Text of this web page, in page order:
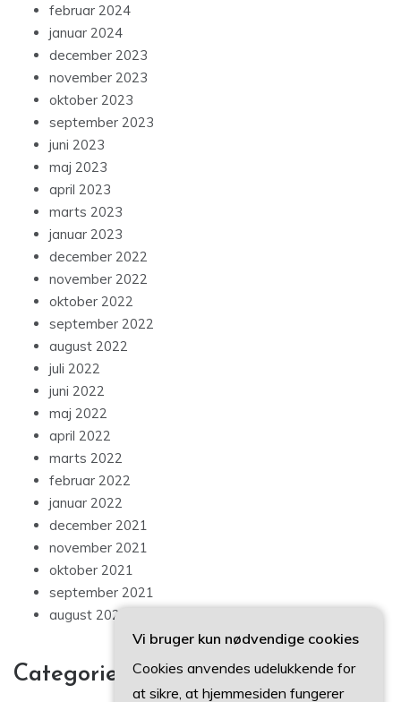
februar 2024
januar 2024
december 2023
november 2023
oktober 2023
september 2023
juni 2023
maj 2023
april 2023
marts 2023
januar 2023
december 2022
november 2022
oktober 2022
september 2022
august 2022
juli 2022
juni 2022
maj 2022
april 2022
marts 2022
februar 2022
januar 2022
december 2021
november 2021
oktober 2021
september 2021
august 2021
Categories
Vi bruger kun nødvendige cookies
Cookies anvendes udelukkende for
at sikre, at hjemmesiden fungerer